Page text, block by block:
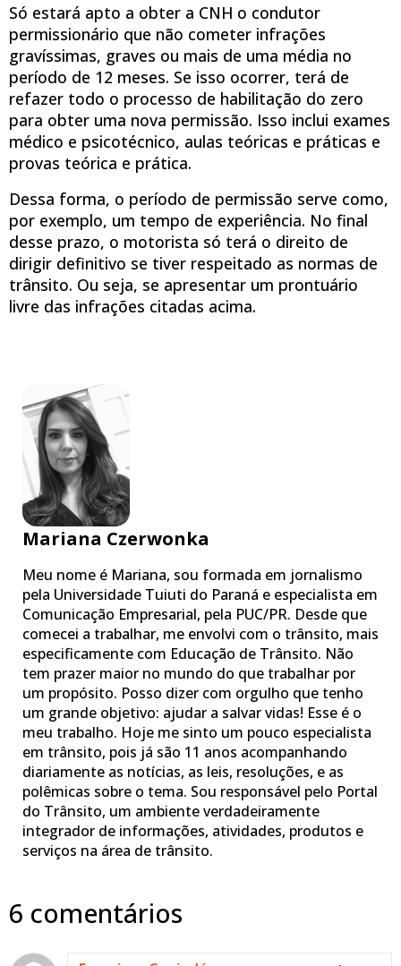
Só estará apto a obter a CNH o condutor
permissionário que não cometer infrações
gravíssimas, graves ou mais de uma média no
período de 12 meses. Se isso ocorrer, terá de
refazer todo o processo de habilitação do zero
para obter uma nova permissão. Isso inclui exames
médico e psicotécnico, aulas teóricas e práticas e
provas teórica e prática.
Dessa forma, o período de permissão serve como,
por exemplo, um tempo de experiência. No final
desse prazo, o motorista só terá o direito de
dirigir definitivo se tiver respeitado as normas de
trânsito. Ou seja, se apresentar um prontuário
livre das infrações citadas acima.
Mariana Czerwonka
Meu nome é Mariana, sou formada em jornalismo
pela Universidade Tuiuti do Paraná e especialista em
Comunicação Empresarial, pela PUC/PR. Desde que
comecei a trabalhar, me envolvi com o trânsito, mais
especificamente com Educação de Trânsito. Não
tem prazer maior no mundo do que trabalhar por
um propósito. Posso dizer com orgulho que tenho
um grande objetivo: ajudar a salvar vidas! Esse é o
meu trabalho. Hoje me sinto um pouco especialista
em trânsito, pois já são 11 anos acompanhando
diariamente as notícias, as leis, resoluções, e as
polêmicas sobre o tema. Sou responsável pelo Portal
do Trânsito, um ambiente verdadeiramente
integrador de informações, atividades, produtos e
serviços na área de trânsito.
6 comentários